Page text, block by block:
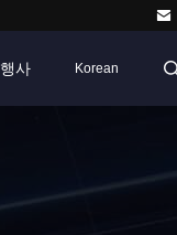
행사 Korean